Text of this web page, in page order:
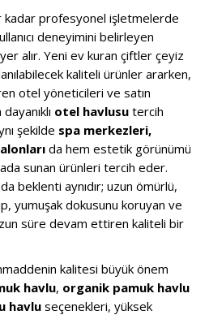
kadar profesyonel işletmelerde
deneyimini belirleyen
alır. Yeni ev kuran çiftler çeyiz
kaliteli ürünler ararken,
otel yöneticileri ve satın
otel havlusu tercih
şekilde spa merkezleri,
da hem estetik görünümü
sunan ürünleri tercih eder.
beklenti aynıdır; uzun ömürlü,
yumuşak dokusunu koruyan ve
süre devam ettiren kaliteli bir
kalitesi büyük önem
havlu, organik pamuk havlu
havlu seçenekleri, yüksek